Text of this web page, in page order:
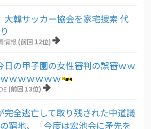
大韓サッカー協会を家宅捜索 代
情報 (前回 12位)
日の甲子園の女性審判の誤審ｗｗ
ｗｗｗｗｗｗ
(前回 13位)
完全逃亡して取り残された中道議
窮地、「今度は宏池会に矛先を